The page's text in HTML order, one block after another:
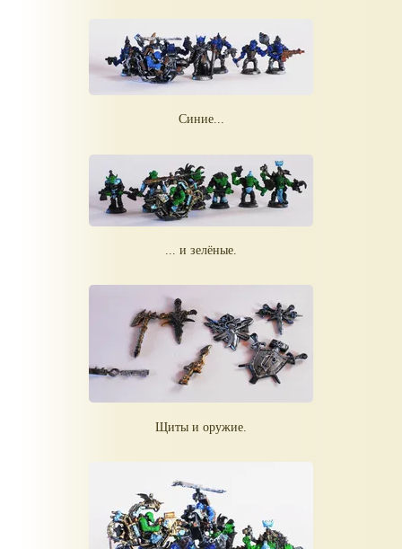
Синие...
... и зелёные.
Щиты и оружие.